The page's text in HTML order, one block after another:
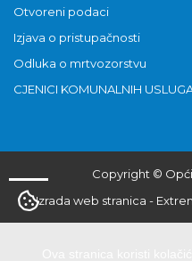
Otvoreni podaci
Izjava o pristupačnosti
Odluka o mrtvozorstvu
CJENICI KOMUNALNIH
Copyright ©
Izrada web stranica -